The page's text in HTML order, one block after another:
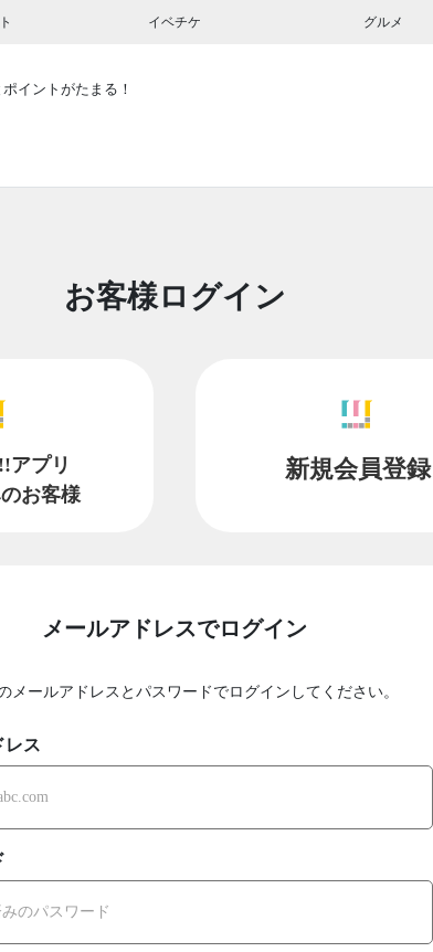
イベチケ グルメ
イントがたまる！
お客様ログイン
アプリ
お客様
新規会員登録
メールアドレスでログイン
メールアドレスとパスワードでログインしてください。
レス